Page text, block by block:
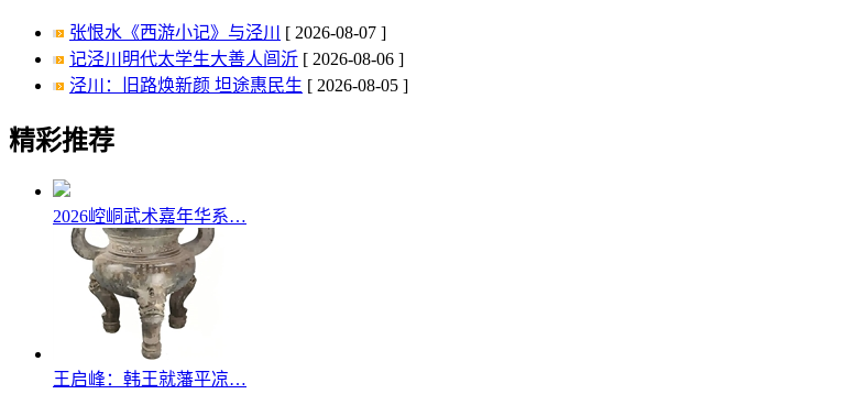
张恨水《西游小记》与泾川
[ 2026-08-07 ]
记泾川明代太学生大善人闾沂 [ 2026-08-06 ]
泾川：旧路焕新颜 坦途惠民生 [ 2026-08-05 ]
精彩推荐
2026崆峒武术嘉年华系…
王启峰：韩王就藩平凉…